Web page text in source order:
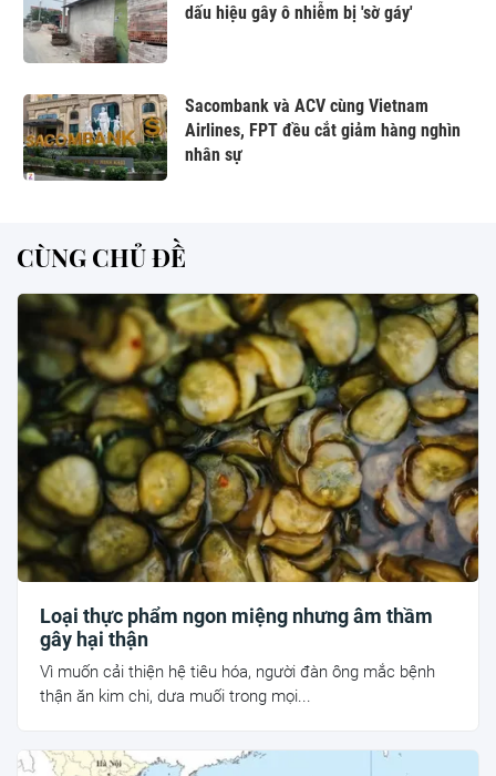
dấu hiệu gây ô nhiễm bị 'sờ gáy'
Sacombank và ACV cùng Vietnam
Airlines, FPT đều cắt giảm hàng nghìn
nhân sự
CÙNG CHỦ ĐỀ
Loại thực phẩm ngon miệng nhưng âm thầm
gây hại thận
Vì muốn cải thiện hệ tiêu hóa, người đàn ông mắc bệnh
thận ăn kim chi, dưa muối trong mọi...